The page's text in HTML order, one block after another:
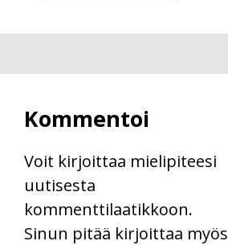
Kommentoi
Voit kirjoittaa mielipiteesi
uutisesta
kommenttilaatikkoon.
Sinun pitää kirjoittaa myös